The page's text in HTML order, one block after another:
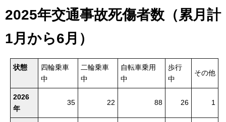
2025年交通事故死傷者数（累月計
1月から6月）
状態
四輪乗車
中
二輪乗車
中
自転車乗用
中
歩行
中
その他
2026
年
35 22 88 26 1